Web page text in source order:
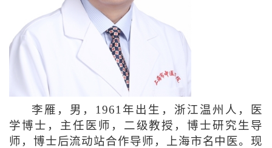
李雁，男，1961年出生，浙江温州人，医
学博士，主任医师，二级教授，博士研究生导
师，博士后流动站合作导师，上海市名中医。现